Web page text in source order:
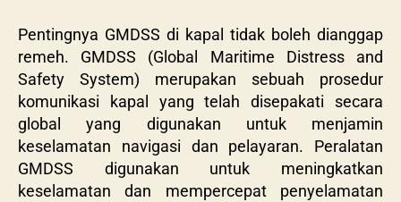
Pentingnya GMDSS di kapal tidak boleh dianggap
remeh. GMDSS (Global Maritime Distress and
Safety System) merupakan sebuah prosedur
komunikasi kapal yang telah disepakati secara
global yang digunakan untuk menjamin
keselamatan navigasi dan pelayaran. Peralatan
GMDSS digunakan untuk meningkatkan
keselamatan dan mempercepat penyelamatan